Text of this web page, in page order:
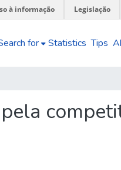
à informação Legislação
for Statistics Tips